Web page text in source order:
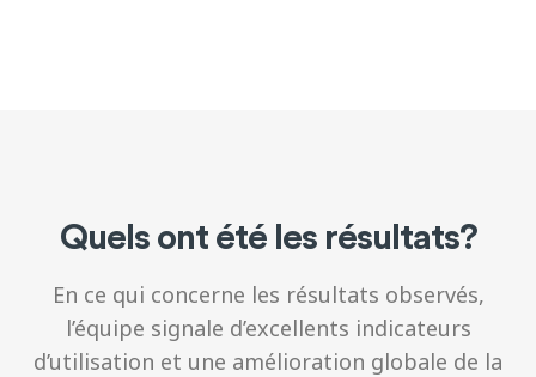
Quels ont été les résultats?
En ce qui concerne les résultats observés,
l’équipe signale d’excellents indicateurs
d’utilisation et une amélioration globale de la